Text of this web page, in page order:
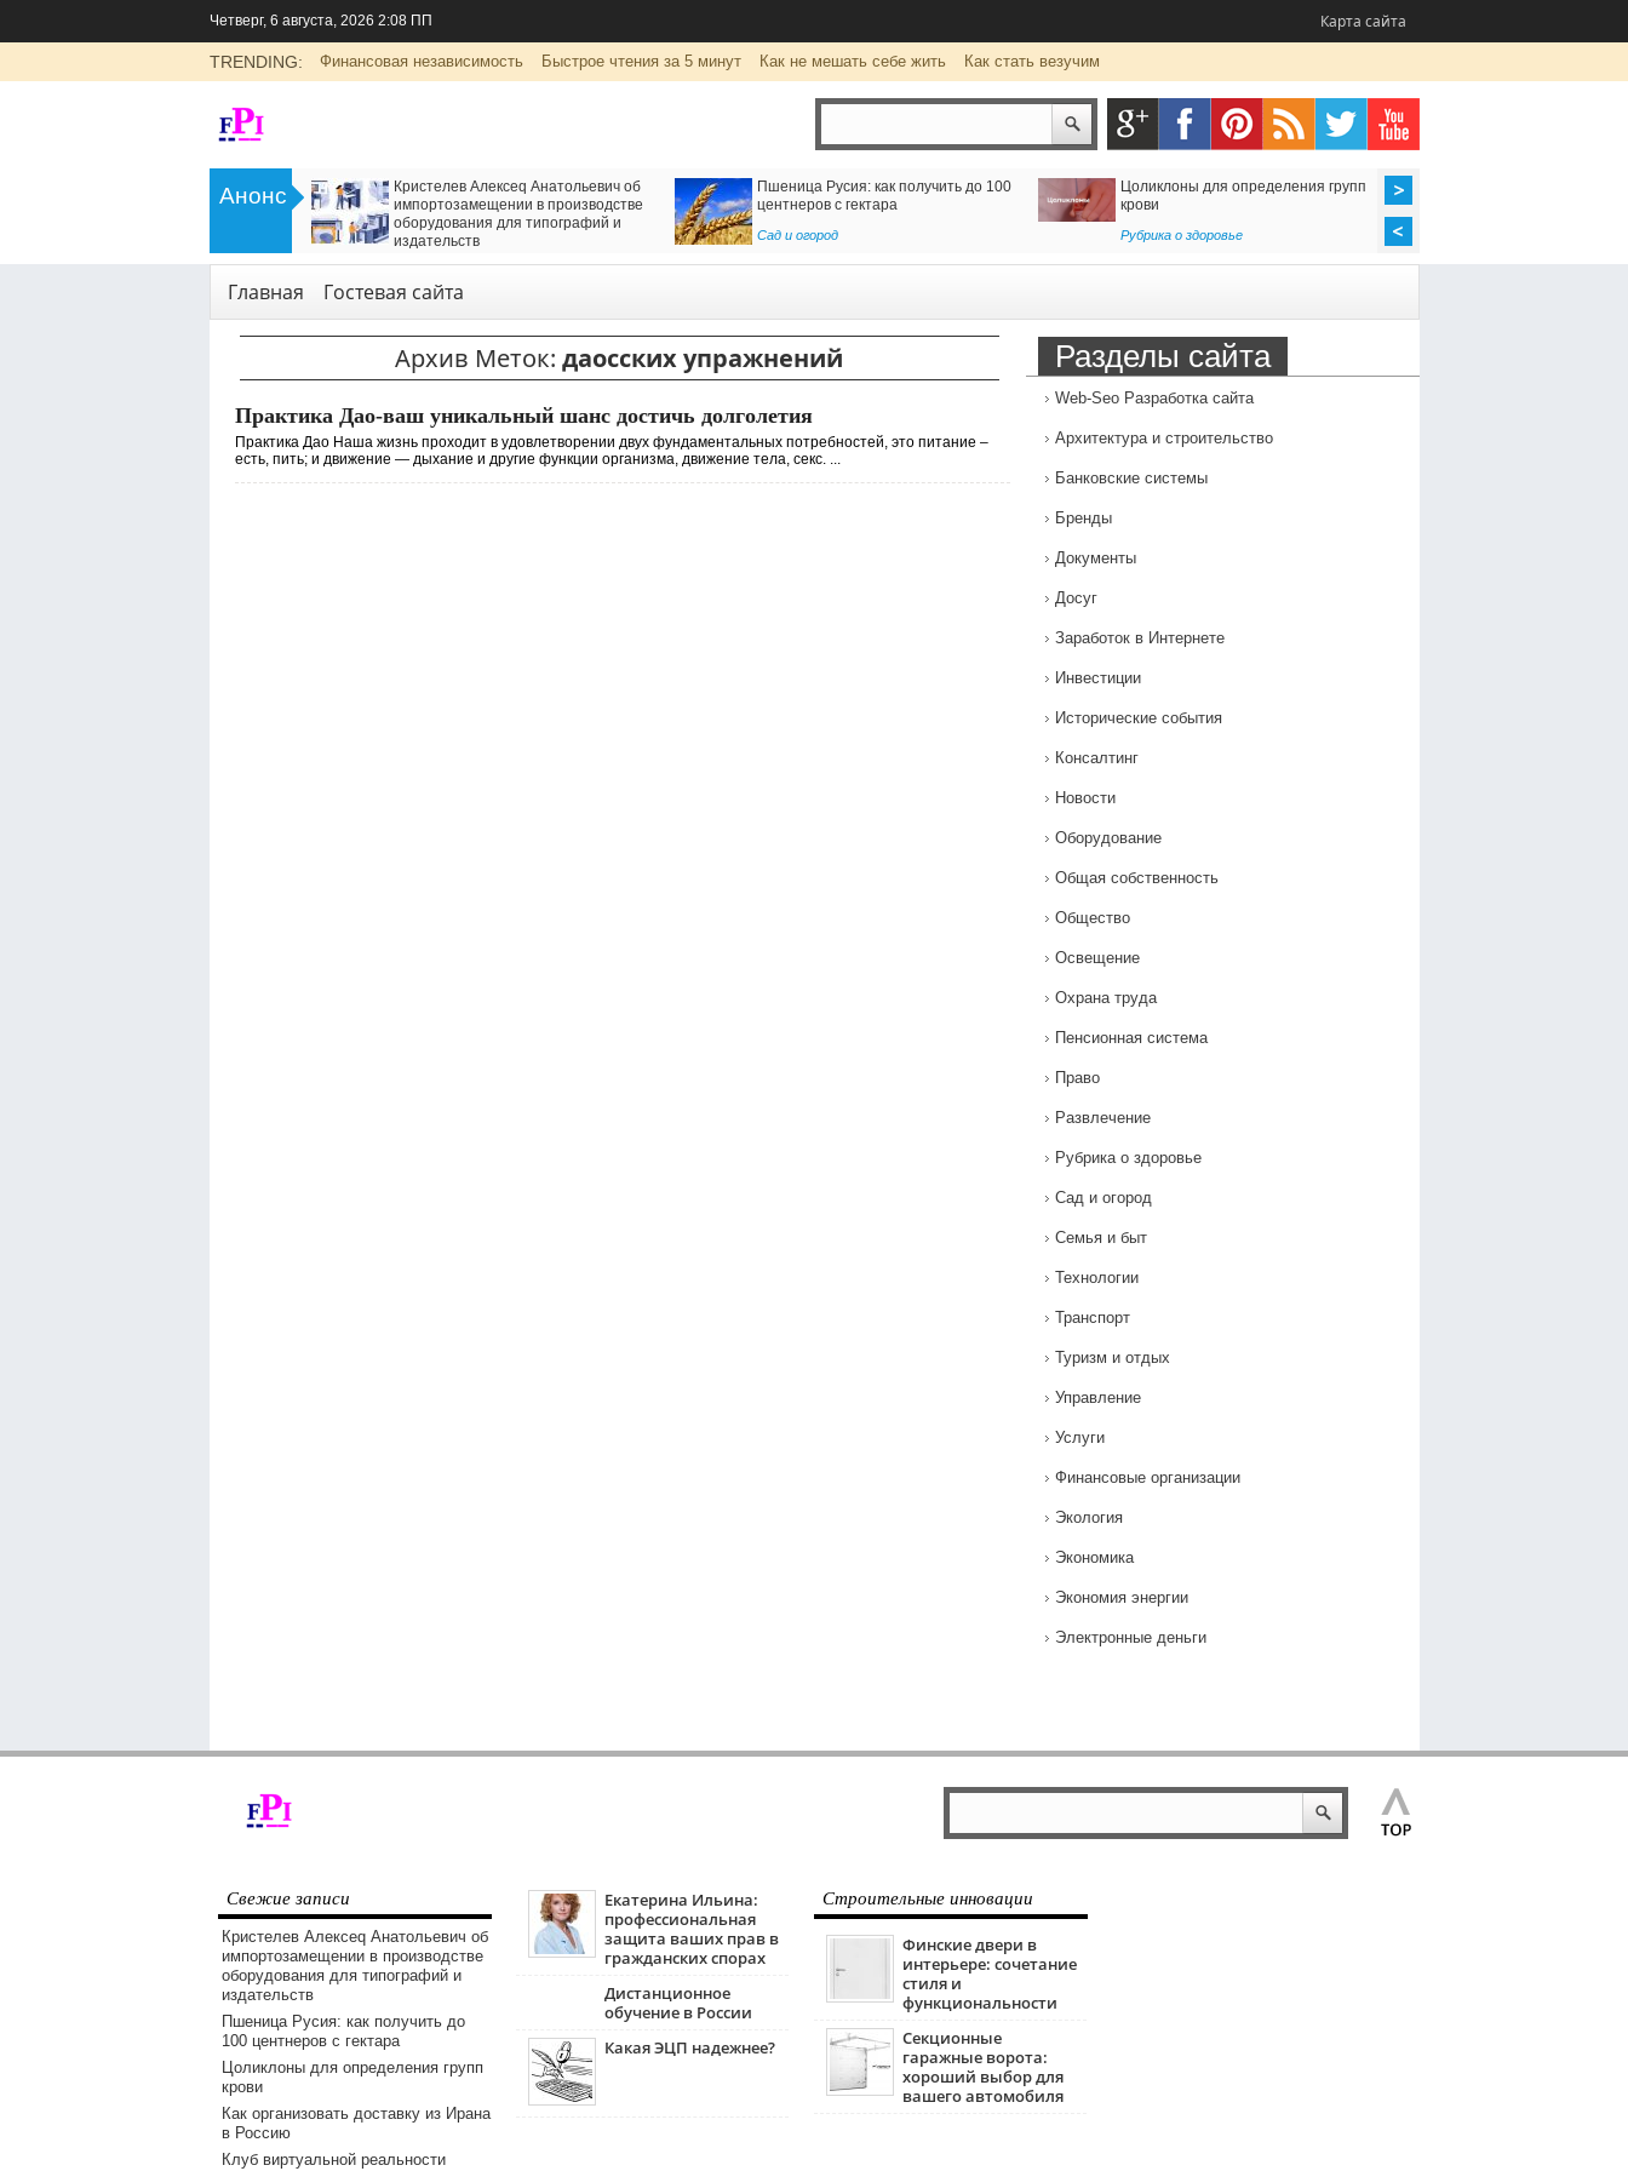
Четверг, 6 августа, 2026 2:08 ПП Карта сайта
TRENDING: Финансовая независимость Быстрое чтения за 5 минут Как не мешать себе жить Как стать везучим
Анонс
Пшеница Русия: как получить до 100
центнеров с гектара
Сад и огород
Цоликлоны для определения групп
крови
Рубрика о здоровье
Как организовать доставку из Ирана
в Россию
Услуги
Клуб виртуальной реальности
wearevr.io: уникальные
для детей и взрослых
Развлечение
Главная Гостевая сайта
Архив Меток: даосских упражнений
Практика Дао-ваш уникальный шанс достичь долголетия
Практика Дао Наша жизнь проходит в удовлетворении двух фундаментальных потребностей, это питание –
есть, пить; и движение — дыхание и другие функции организма, движение тела, секс. ...
Разделы сайта
Web-Seo Разработка сайта
Архитектура и строительство
Банковские системы
Бренды
Документы
Досуг
Заработок в Интернете
Инвестиции
Исторические события
Консалтинг
Новости
Оборудование
Общая собственность
Общество
Освещение
Охрана труда
Пенсионная система
Право
Развлечение
Рубрика о здоровье
Сад и огород
Семья и быт
Технологии
Транспорт
Туризм и отдых
Управление
Услуги
Финансовые организации
Экология
Экономика
Экономия энергии
Электронные деньги
Свежие записи
Кристелев Алексеq Анатольевич об
импортозамещении в производстве
оборудования для типографий и
издательств
Пшеница Русия: как получить до
100 центнеров с гектара
Цоликлоны для определения групп
крови
Как организовать доставку из Ирана
в Россию
Клуб виртуальной реальности
Екатерина Ильина:
профессиональная
защита ваших прав в
гражданских спорах
Дистанционное
обучение в России
Какая ЭЦП надежнее?
Строительные инновации
Финские двери в
интерьере: сочетание
стиля и
функциональности
Секционные
гаражные ворота:
хороший выбор для
вашего автомобиля